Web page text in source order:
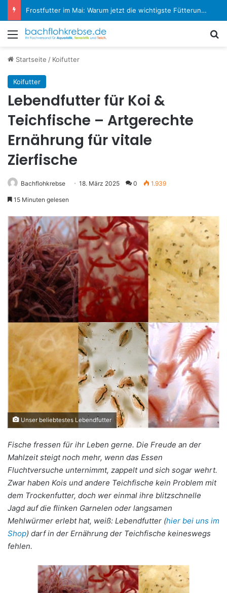
Koi-Krankheiten erkennen und behandeln: Der große Experten-Ratgeber
Menü
Startseite / Koifutter
Koifutter
Lebendfutter für Koi &
Teichfische – Artgerechte
Ernährung für vitale
Zierfische
Bachflohkrebse 18. März 2025 0 1.939
15 Minuten gelesen
Unser beliebtestes Lebendfutter
Fische fressen für ihr Leben gerne. Die Freude an der
Mahlzeit steigt noch mehr, wenn das Essen
Fluchtversuche unternimmt, zappelt und sich sogar wehrt.
Zwar haben Kois und andere Teichfische kein Problem mit
dem Trockenfutter, doch wer einmal ihre blitzschnelle
Jagd auf die flinken Garnelen oder langsamen
Mehlwürmer erlebt hat, weiß: Lebendfutter (hier bei uns im
Shop) darf in der Ernährung der Teichfische keineswegs
fehlen.